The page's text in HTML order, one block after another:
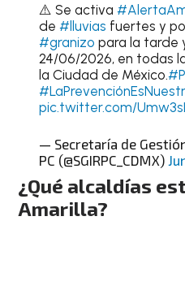
⚠️ Se activa
de #lluvias fuertes y
#granizo para la tarde
24/06/2026, en todas
la Ciudad de México.
pic.twitter.com/
— Secretaría de
PC (@SGIRPC_CDMX)
¿Qué alcaldías
Amarilla?